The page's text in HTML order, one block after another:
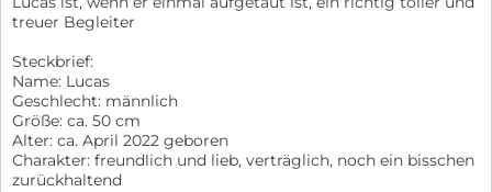
treuer Begleiter
Steckbrief:
Name: Lucas
Geschlecht: männlich
Größe: ca. 50 cm
Alter: ca. April 2022 geboren
Charakter: freundlich und lieb, verträglich, noch ein bisschen
zurückhaltend